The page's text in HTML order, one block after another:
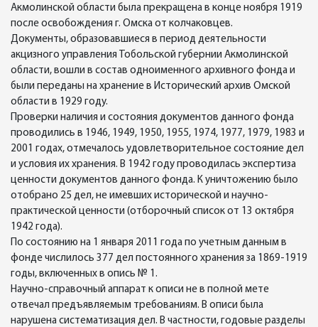
Акмолинской области была прекращена в конце ноября 1919
после освобождения г. Омска от колчаковцев.
Документы, образовавшиеся в период деятельности
акцизного управления Тобольской губернии Акмолинской
области, вошли в состав одноименного архивного фонда и
были переданы на хранение в Исторический архив Омской
области в 1929 году.
Проверки наличия и состояния документов данного фонда
проводились в 1946, 1949, 1950, 1955, 1974, 1977, 1979, 1983 и
2001 годах, отмечалось удовлетворительное состояние дел
и условия их хранения. В 1942 году проводилась экспертиза
ценности документов данного фонда. К уничтожению было
отобрано 25 дел, не имевших исторической и научно-
практической ценности (отборочный список от 13 октября
1942 года).
По состоянию на 1 января 2011 года по учетным данным в
фонде числилось 377 дел постоянного хранения за 1869-1919
годы, включенных в опись № 1.
Научно-справочный аппарат к описи не в полной мете
отвечал предъявляемым требованиям. В описи была
нарушена систематизация дел. В частности, годовые разделы